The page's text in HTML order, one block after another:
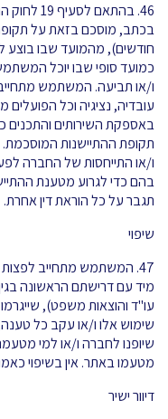
חודשים), מהמועד שבו בוצע
כמועד סופי שבו יוכל
ו/או תביעה. המשתמש
עובדיה, נציגיה וכל
באספקת השירותים והתכנים
תקופת ההתיישנות
ו/או התייחסות של החברה
בהם כדי לגרוע מטענת
תגבר על כל הוראת דין אחרת.
שיפוי
47. המשתמש מתחייב
מיד עם דרישתם הראשונה
עו"ד והוצאות משפט),
שימוש אלו ו/או עקב כל
שיופנו לחברה ו/או למי
מטעמו באתר. אין בשיפוי
דיוור ישיר